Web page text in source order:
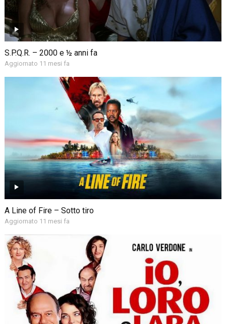
S.P.Q.R. – 2000 e ½ anni fa
Aggiornato 11 mesi fa
A Line of Fire – Sotto tiro
Aggiornato 11 mesi fa